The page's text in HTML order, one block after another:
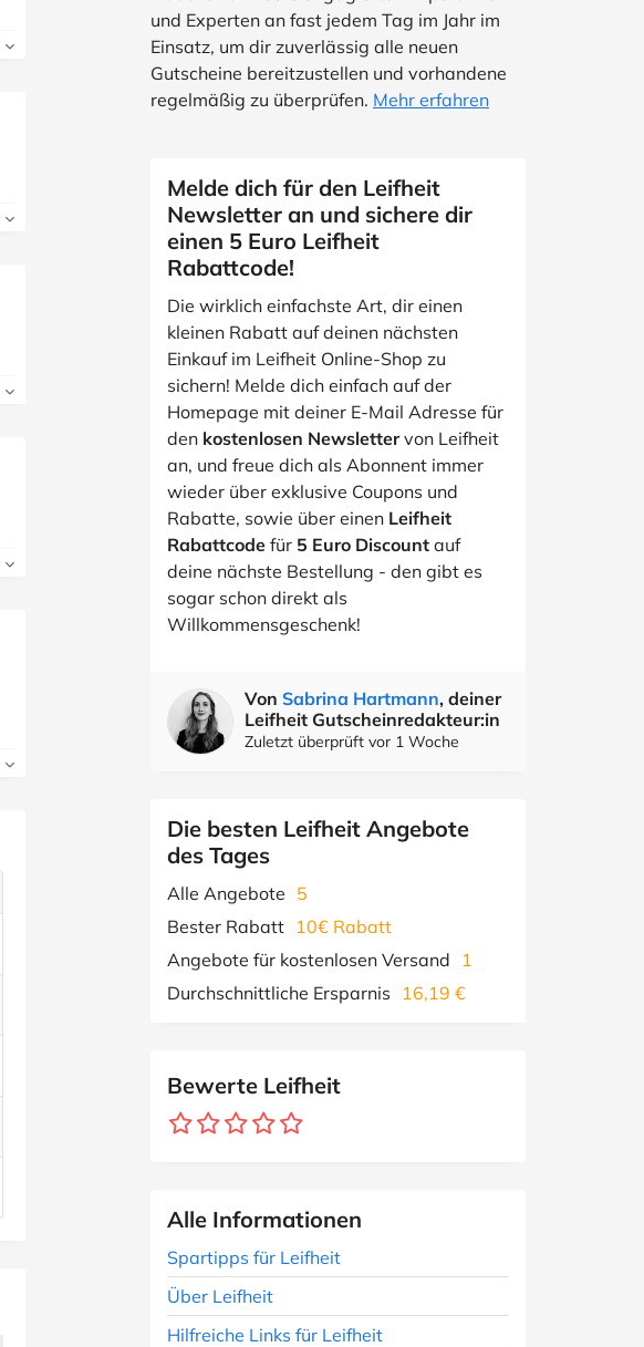
und Experten an fast jedem Tag im Jahr im
Einsatz, um dir zuverlässig alle neuen
Gutscheine bereitzustellen und vorhandene
regelmäßig zu überprüfen. Mehr erfahren
Melde dich für den Leifheit
Newsletter an und sichere dir
einen 5 Euro Leifheit
Rabattcode!
Die wirklich einfachste Art, dir einen
kleinen Rabatt auf deinen nächsten
Einkauf im Leifheit Online-Shop zu
sichern! Melde dich einfach auf der
Homepage mit deiner E-Mail Adresse für
den kostenlosen Newslettervon Leifheit
an, und freue dich als Abonnent immer
wieder über exklusive Coupons und
Rabatte, sowie über einen Leifheit
Rabattcode für 5 Euro Discount auf
deine nächste Bestellung - den gibt es
sogar schon direkt als
Willkommensgeschenk!
Von Sabrina Hartmann, deiner
Leifheit Gutscheinredakteur:in
Zuletzt überprüft vor 1 Woche
Die besten Leifheit Angebote
des Tages
Alle Angebote 5
Bester Rabatt 10€ Rabatt
Angebote für kostenlosen Versand
1
Durchschnittliche Ersparnis
16,19 €
Bewerte Leifheit
Alle Informationen
Spartipps für Leifheit
Über Leifheit
Hilfreiche Links für Leifheit